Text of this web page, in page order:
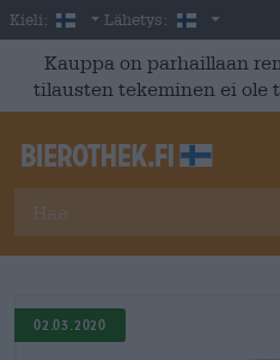
Skip to main content
Kieli: Finnish
Lähetys: Suomi
Kauppa on parhaillaan
tilausten tekeminen ei ole
02.03.2020